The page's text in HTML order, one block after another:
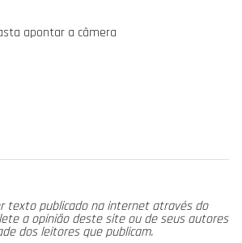
apontar a câmera
texto publicado na internet através do
a opinião deste site ou de seus autores
dos leitores que publicam.